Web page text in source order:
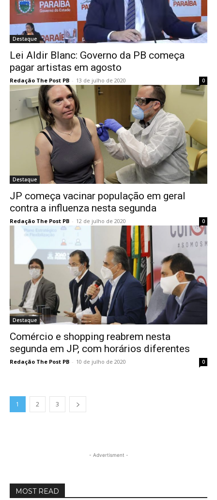
Destaque
Lei Aldir Blanc: Governo da PB começa
pagar artistas em agosto
Redação The Post PB - 13 de julho de 2020 0
Destaque
JP começa vacinar população em geral
contra a influenza nesta segunda
Redação The Post PB - 12 de julho de 2020 0
Destaque
Comércio e shopping reabrem nesta
segunda em JP, com horários diferentes
Redação The Post PB - 10 de julho de 2020 0
1 2 3
- Advertisment -
MOST READ